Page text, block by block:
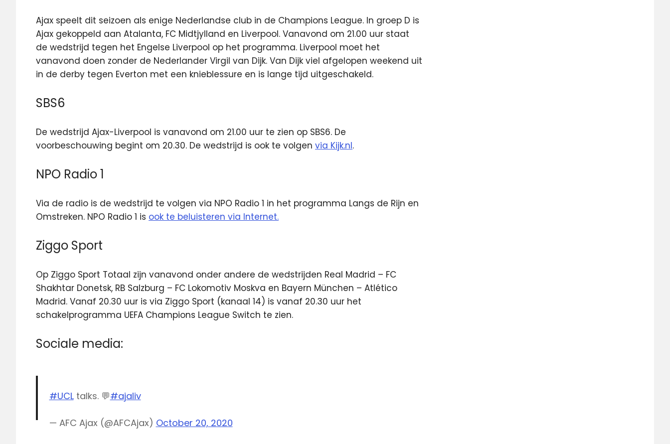
Ajax speelt dit seizoen als enige Nederlandse club in de Champions League. In groep D is
Ajax gekoppeld aan Atalanta, FC Midtjylland en Liverpool. Vanavond om 21.00 uur staat
de wedstrijd tegen het Engelse Liverpool op het programma. Liverpool moet het
vanavond doen zonder de Nederlander Virgil van Dijk. Van Dijk viel afgelopen weekend uit
in de derby tegen Everton met een knieblessure en is lange tijd uitgeschakeld.
SBS6
De wedstrijd Ajax-Liverpool is vanavond om 21.00 uur te zien op SBS6. De
voorbeschouwing begint om 20.30. De wedstrijd is ook te volgen via Kijk.nl.
NPO Radio 1
Via de radio is de wedstrijd te volgen via NPO Radio 1 in het programma Langs de Rijn en
Omstreken. NPO Radio 1 is ook te beluisteren via Internet.
Ziggo Sport
Op Ziggo Sport Totaal zijn vanavond onder andere de wedstrijden Real Madrid – FC
Shakhtar Donetsk, RB Salzburg – FC Lokomotiv Moskva en Bayern München – Atlético
Madrid. Vanaf 20.30 uur is via Ziggo Sport (kanaal 14) is vanaf 20.30 uur het
schakelprogramma UEFA Champions League Switch te zien.
Sociale media:
#UCLtalks. 💬#ajaliv
— AFC Ajax (@AFCAjax) October 20, 2020